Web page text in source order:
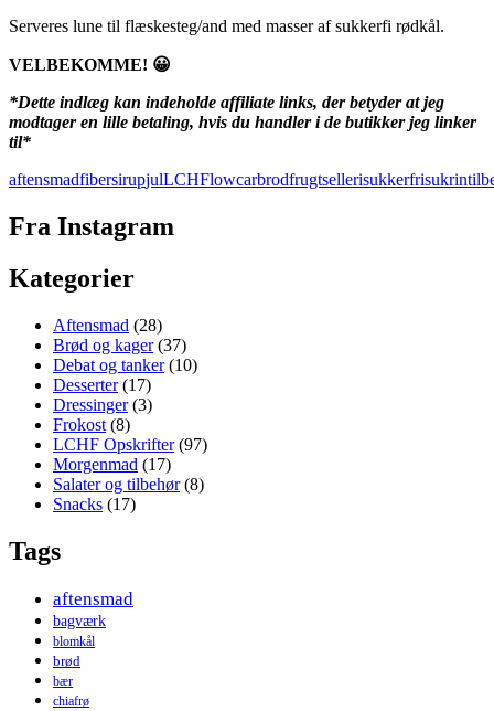
Serveres lune til flæskesteg/and med masser af sukkerfi rødkål.
VELBEKOMME! 😀
*Dette indlæg kan indeholde affiliate links, der betyder at jeg
modtager en lille betaling, hvis du handler i de butikker jeg linker
til*
aftensmadfibersirupjulLCHFlowcarbrodfrugtsellerisukkerfrisukrin
Fra Instagram
Kategorier
Aftensmad (28)
Brød og kager(37)
Debat og tanker(10)
Desserter(17)
Dressinger(3)
Frokost (8)
LCHF Opskrifter(97)
Morgenmad (17)
Salater og tilbehør(8)
Snacks (17)
Tags
aftensmad
bagværk
blomkål
brød
bær
chiafrø